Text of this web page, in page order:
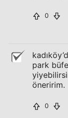
0
park
öneririm.
0